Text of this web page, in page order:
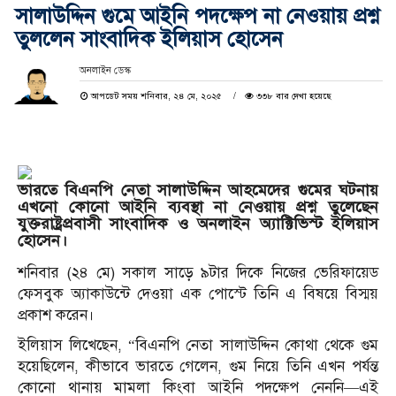
সালাউদ্দিন গুমে আইনি পদক্ষেপ না নেওয়ায় প্রশ্ন
তুললেন সাংবাদিক ইলিয়াস হোসেন
অনলাইন ডেস্ক
আপডেট সময় শনিবার, ২৪ মে, ২০২৫ ৩৩৮ বার দেখা হয়েছে
ভারতে বিএনপি নেতা সালাউদ্দিন আহমেদের গুমের ঘটনায়
এখনো কোনো আইনি ব্যবস্থা না নেওয়ায় প্রশ্ন তুলেছেন
যুক্তরাষ্ট্রপ্রবাসী সাংবাদিক ও অনলাইন অ্যাক্টিভিস্ট ইলিয়াস
হোসেন।
শনিবার (২৪ মে) সকাল সাড়ে ৯টার দিকে নিজের ভেরিফায়েড
ফেসবুক অ্যাকাউন্টে দেওয়া এক পোস্টে তিনি এ বিষয়ে বিস্ময়
প্রকাশ করেন।
ইলিয়াস লিখেছেন, “বিএনপি নেতা সালাউদ্দিন কোথা থেকে গুম
হয়েছিলেন, কীভাবে ভারতে গেলেন, গুম নিয়ে তিনি এখন পর্যন্ত
কোনো থানায় মামলা কিংবা আইনি পদক্ষেপ নেননি—এই